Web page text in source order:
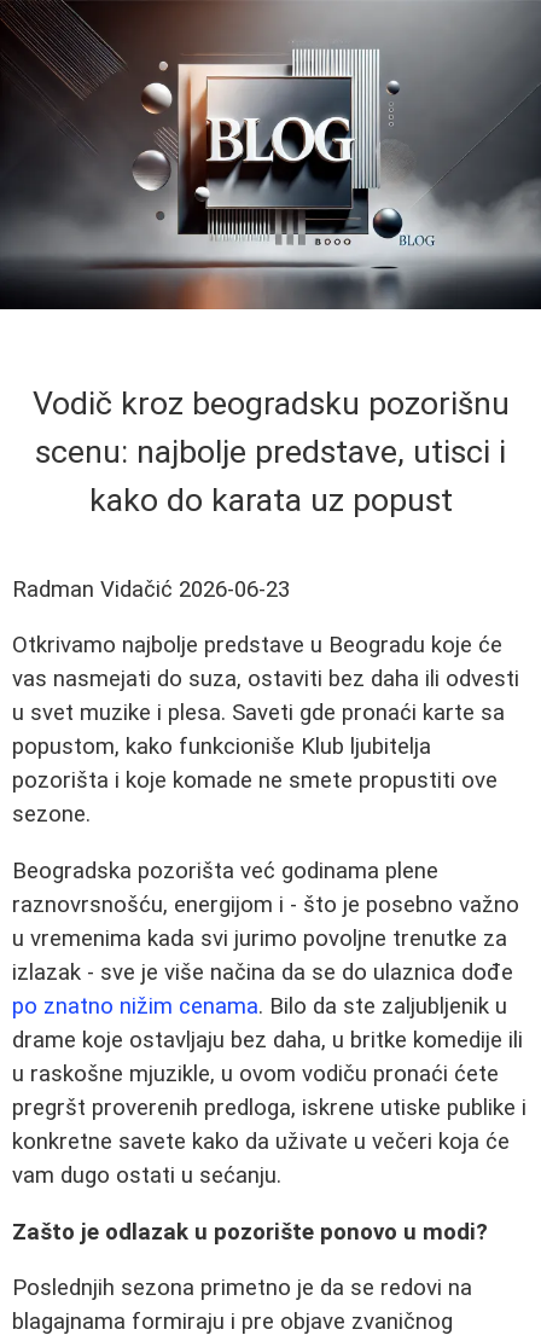
Vodič kroz beogradsku pozorišnu
scenu: najbolje predstave, utisci i
kako do karata uz popust
Radman Vidačić 2026-06-23
Otkrivamo najbolje predstave u Beogradu koje će
vas nasmejati do suza, ostaviti bez daha ili odvesti
u svet muzike i plesa. Saveti gde pronaći karte sa
popustom, kako funkcioniše Klub ljubitelja
pozorišta i koje komade ne smete propustiti ove
sezone.
Beogradska pozorišta već godinama plene
raznovrsnošću, energijom i - što je posebno važno
u vremenima kada svi jurimo povoljne trenutke za
izlazak - sve je više načina da se do ulaznica dođe
po znatno nižim cenama. Bilo da ste zaljubljenik u
drame koje ostavljaju bez daha, u britke komedije ili
u raskošne mjuzikle, u ovom vodiču pronaći ćete
pregršt proverenih predloga, iskrene utiske publike i
konkretne savete kako da uživate u večeri koja će
vam dugo ostati u sećanju.
Zašto je odlazak u pozorište ponovo u modi?
Poslednjih sezona primetno je da se redovi na
blagajnama formiraju i pre objave zvaničnog